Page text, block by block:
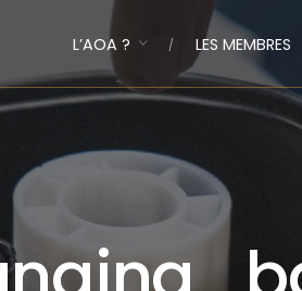
L’AOA ? LES MEMBRES